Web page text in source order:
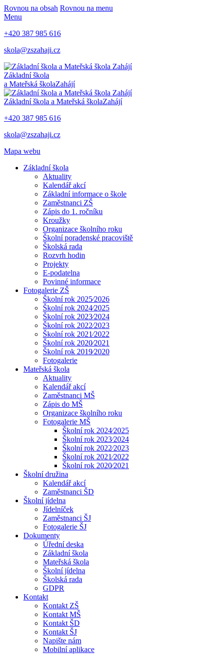
Rovnou na obsah Rovnou na menu
Menu
+420 387 985 616
skola@zszahaji.cz
Základní škola
a Mateřská školaZahájí
Základní škola a Mateřská školaZahájí
+420 387 985 616
skola@zszahaji.cz
Mapa webu
Základní škola
Aktuality
Kalendář akcí
Základní informace o škole
Zaměstnanci ZŠ
Zápis do 1. ročníku
Kroužky
Organizace školního roku
Školní poradenské pracoviště
Školská rada
Rozvrh hodin
Projekty
E-podatelna
Povinné informace
Fotogalerie ZŠ
Školní rok 2025⁄2026
Školní rok 2024⁄2025
Školní rok 2023⁄2024
Školní rok 2022⁄2023
Školní rok 2021⁄2022
Školní rok 2020⁄2021
Školní rok 2019⁄2020
Fotogalerie
Mateřská škola
Aktuality
Kalendář akcí
Zaměstnanci MŠ
Zápis do MŠ
Organizace školního roku
Fotogalerie MŠ
Školní rok 2024⁄2025
Školní rok 2023⁄2024
Školní rok 2022⁄2023
Školní rok 2021⁄2022
Školní rok 2020⁄2021
Školní družina
Kalendář akcí
Zaměstnanci ŠD
Školní jídelna
Jídelníček
Zaměstnanci ŠJ
Fotogalerie ŠJ
Dokumenty
Úřední deska
Základní škola
Mateřská škola
Školní jídelna
Školská rada
GDPR
Kontakt
Kontakt ZŠ
Kontakt MŠ
Kontakt ŠD
Kontakt ŠJ
Napište nám
Mobilní aplikace